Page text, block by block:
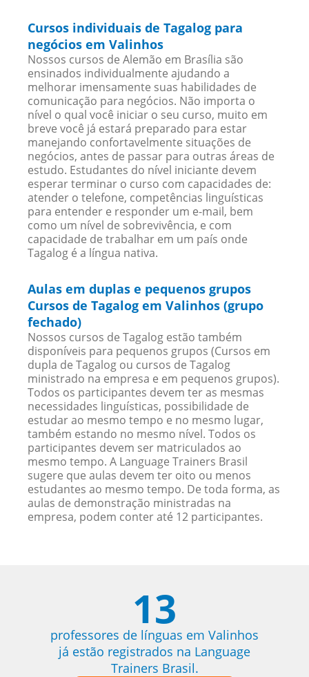
Cursos individuais de Tagalog para
negócios em Valinhos
Nossos cursos de Alemão em Brasília são
ensinados individualmente ajudando a
melhorar imensamente suas habilidades de
comunicação para negócios. Não importa o
nível o qual você iniciar o seu curso, muito em
breve você já estará preparado para estar
manejando confortavelmente situações de
negócios, antes de passar para outras áreas de
estudo. Estudantes do nível iniciante devem
esperar terminar o curso com capacidades de:
atender o telefone, competências linguísticas
para entender e responder um e-mail, bem
como um nível de sobrevivência, e com
capacidade de trabalhar em um país onde
Tagalog é a língua nativa.
Aulas em duplas e pequenos grupos
Cursos de Tagalog em Valinhos (grupo
fechado)
Nossos cursos de Tagalog estão também
disponíveis para pequenos grupos (Cursos em
dupla de Tagalog ou cursos de Tagalog
ministrado na empresa e em pequenos grupos).
Todos os participantes devem ter as mesmas
necessidades linguísticas, possibilidade de
estudar ao mesmo tempo e no mesmo lugar,
também estando no mesmo nível. Todos os
participantes devem ser matriculados ao
mesmo tempo. A Language Trainers Brasil
sugere que aulas devem ter oito ou menos
estudantes ao mesmo tempo. De toda forma, as
aulas de demonstração ministradas na
empresa, podem conter até 12 participantes.
13
professores de línguas em Valinhos
já estão registrados na Language
Trainers Brasil.